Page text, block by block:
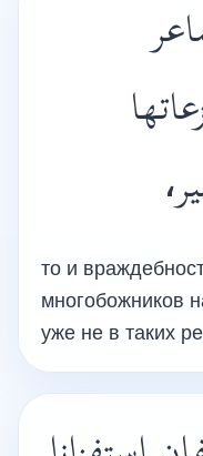
то и
многобожников
уже не в таких